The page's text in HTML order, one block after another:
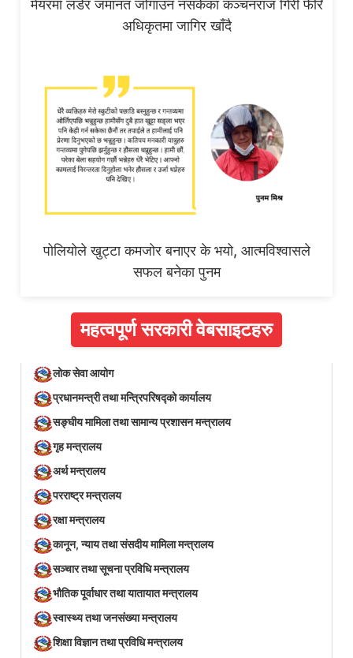
मेयरमा लडेर जमानत जोगाउन नसकेका कञ्चनराज गिरी फेरि
अधिकृतमा जागिर खाँदै
पोलियोले खुट्टा कमजोर बनाएर के भयो, आत्मविश्वासले
सफल बनेका पुनम
महत्वपूर्ण सरकारी वेबसाइटहरु
लोक सेवा आयोग
प्रधानमन्त्री तथा मन्त्रिपरिषद्को कार्यालय
सङ्घीय मामिला तथा सामान्य प्रशासन मन्त्रालय
गृह मन्त्रालय
अर्थ मन्त्रालय
परराष्ट्र मन्त्रालय
रक्षा मन्त्रालय
कानून, न्याय तथा संसदीय मामिला मन्त्रालय
सञ्‍चार तथा सूचना प्रविधि मन्त्रालय
भौतिक पूर्वाधार तथा यातायात मन्त्रालय
स्वास्थ्य तथा जनसंख्या मन्त्रालय
शिक्षा विज्ञान तथा प्रविधि मन्त्रालय